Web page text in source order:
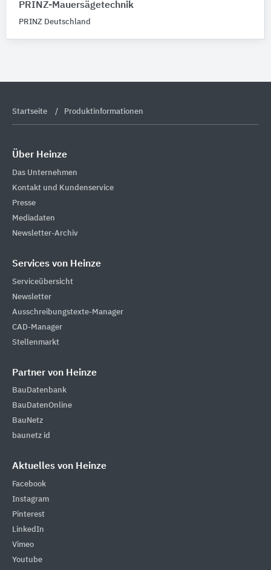
PRINZ-Mauersägetechnik
PRINZ Deutschland
Startseite Produktinformationen
Über Heinze
Das Unternehmen
Kontakt und Kundenservice
Presse
Mediadaten
Newsletter-Archiv
Services von Heinze
Serviceübersicht
Newsletter
Ausschreibungstexte-Manager
CAD-Manager
Stellenmarkt
Partner von Heinze
BauDatenbank
BauDatenOnline
BauNetz
baunetz id
Aktuelles von Heinze
Facebook
Instagram
Pinterest
LinkedIn
Vimeo
Youtube